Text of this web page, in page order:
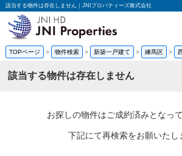
該当する物件は存在しません｜JNIプロパティーズ株式会社
TOPページ > 物件検索 > 新築一戸建て > 練馬区 >
該当する物件は存在しません
お探しの物件はご成約済みとなっ
下記にて再検索をお願いたし